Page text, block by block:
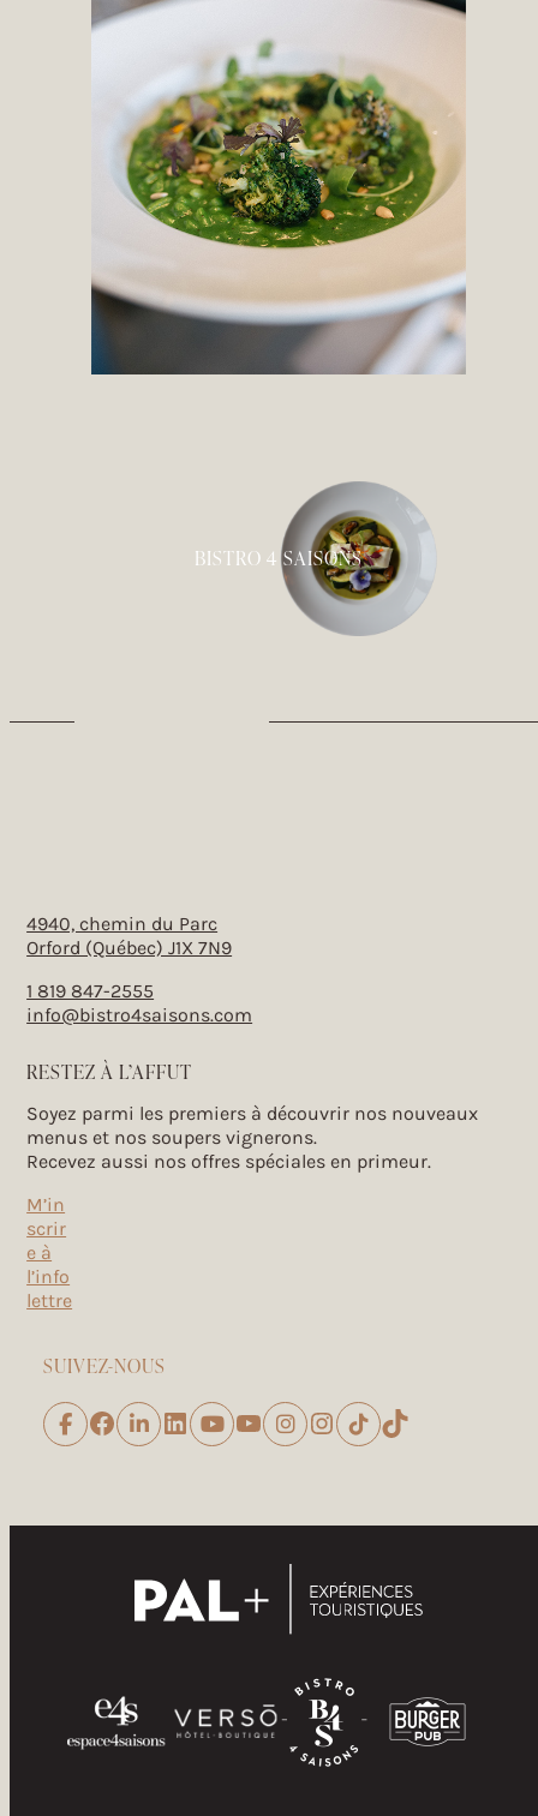
BISTRO 4 SAISONS
4940, chemin du Parc
Orford (Québec) J1X 7N9
1 819 847-2555
info@bistro4saisons.com
RESTEZ À L’AFFUT
Soyez parmi les premiers à découvrir nos nouveaux
menus et nos soupers vignerons.
Recevez aussi nos offres spéciales en primeur.
M’in
scrir
e à
l’info
lettre
SUIVEZ-NOUS
FacebookLinkedInYouTubeInstagram
TikTok